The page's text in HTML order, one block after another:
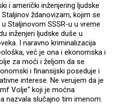
i američki inženjering ljudske
ždanovizam, kojim se
Staljinovom SSSR-u u vreme
inženjeri ljudske duše u
I naravno kriminalizacija
već je ona i ekonomska i
za moći i željom da se
i finansijski poseduje i
interese. Ne verujem da je
Volje“ koji je moćna
nazvala slučajno tim imenom.